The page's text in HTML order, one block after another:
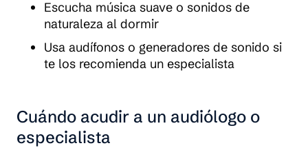
Escucha música suave o sonidos de
naturaleza al dormir
Usa audífonos o generadores de sonido si
te los recomienda un especialista
Cuándo acudir a un audiólogo o
especialista